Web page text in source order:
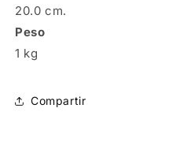
20.0 cm.
Peso
1 kg
Compartir